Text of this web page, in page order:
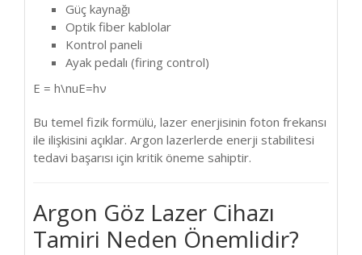
Güç kaynağı
Optik fiber kablolar
Kontrol paneli
Ayak pedalı (firing control)
E = h\nuE=hν
Bu temel fizik formülü, lazer enerjisinin foton frekansı
ile ilişkisini açıklar. Argon lazerlerde enerji stabilitesi
tedavi başarısı için kritik öneme sahiptir.
Argon Göz Lazer Cihazı
Tamiri Neden Önemlidir?